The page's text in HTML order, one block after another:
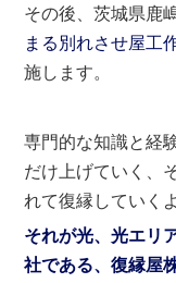
その後、茨城県鹿
まる別れさせ屋工
施します。
専門的な知識と経
だけ上げていく、
れて復縁していく
それが光、光エリ
社である、復縁屋